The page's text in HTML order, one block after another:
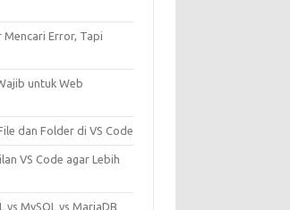
Mencari Error, Tapi
untuk Web
dan Folder di VS Code
VS Code agar Lebih
MySQL vs MariaDB